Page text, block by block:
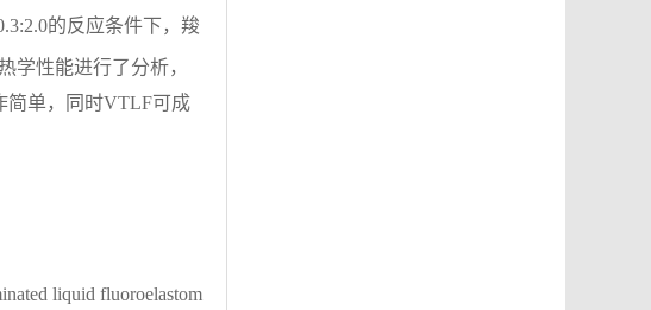
的反应条件下，羧
学性能进行了分析，
单，同时VTLF可成
liquid fluoroelastom